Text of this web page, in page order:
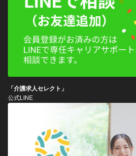
「介護求人セレクト」
公式LINE